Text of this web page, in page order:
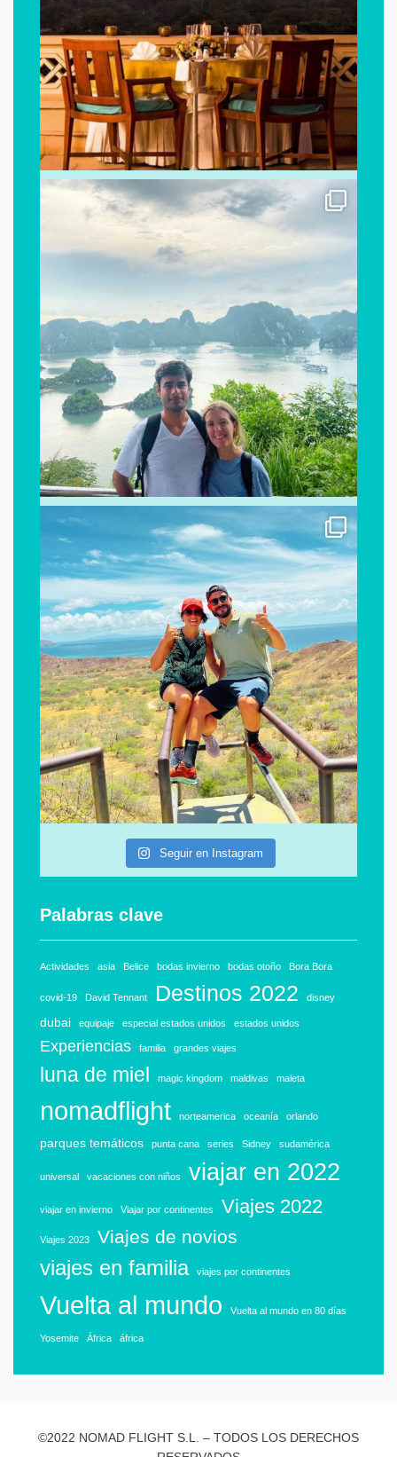
Seguir en Instagram
Palabras clave
Actividades asia Belice bodas invierno bodas otoño Bora Bora
covid-19 David Tennant Destinos 2022 disney
dubai equipaje especial estados unidos estados unidos
Experiencias familia grandes viajes
luna de miel magic kingdom maldivas maleta
nomadflight norteamerica oceanía orlando
parques temáticos punta cana series Sidney sudamérica
universal vacaciones con niños viajar en 2022
viajar en invierno Viajar por continentes Viajes 2022
Viajes 2023 Viajes de novios
viajes en familia viajes por continentes
Vuelta al mundo Vuelta al mundo en 80 días
Yosemite África áfrica
©2022 NOMAD FLIGHT S.L. – TODOS LOS DERECHOS